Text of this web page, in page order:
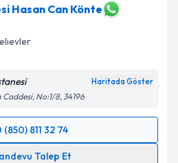
Hasan Can Könte
Haritada Göster
No:1/8, 34196
(850) 811 32 74
Talep Et
Talebi